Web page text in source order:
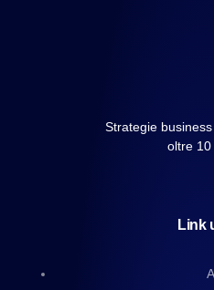
Strategie
oltre 10
Link